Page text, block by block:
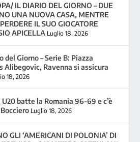
IL DIARIO DEL GIORNO – DUE
UNA NUOVA CASA, MENTRE
IL SUO GIOCATORE
APICELLA Luglio 18, 2026
Giorno – Serie B: Piazza
Alibegovic, Ravenna si assicura
18, 2026
U20 batte la Romania 96-69 e c’è
Luglio 18, 2026
GLI ‘AMERICANI DI POLONIA’ DI